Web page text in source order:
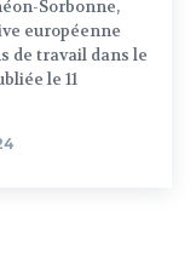
Sorbonne,
européenne
de travail dans le
le 11